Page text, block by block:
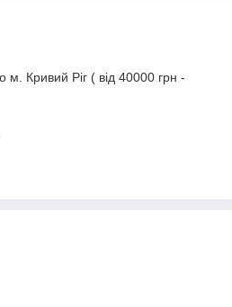
м. Кривий Ріг ( від 40000 грн -